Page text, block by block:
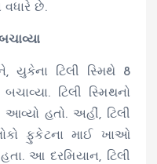
વધારે છે.
યુકેના ટિલી સ્મિથે 8
ટિલી સ્મિથનો
આવ્યો હતો. અહીં, ટિલી
ફુકેટના માઈ ખાઓ
આ દરમિયાન, ટિલી